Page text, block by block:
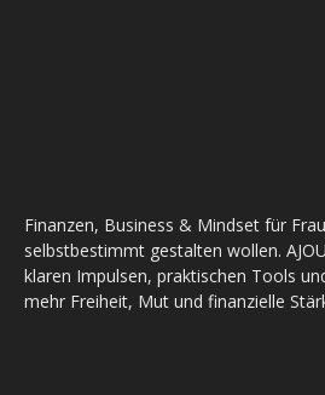
Finanzen, Business & Mindset für
selbstbestimmt gestalten wollen.
klaren Impulsen, praktischen Tools
mehr Freiheit, Mut und finanzielle